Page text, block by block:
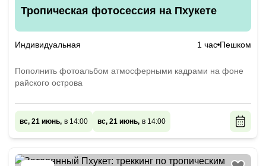
Тропическая фотосессия на Пхукете
Индивидуальная 1 час Пешком
Пополнить фотоальбом атмосферными кадрами на фоне
райского острова
вс, 21 июнь, в 14:00 вс, 21 июнь, в 14:00